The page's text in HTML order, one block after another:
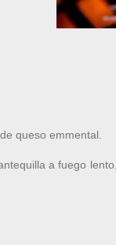
queso emmental.
a fuego